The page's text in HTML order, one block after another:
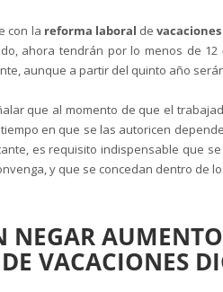
con la reforma laboral de
ahora tendrán por lo menos de 12
aunque a partir del quinto año
que al momento de que el
en que se las autoricen
es requisito indispensable que
y que se concedan dentro de
NEGAR
VACACIONES